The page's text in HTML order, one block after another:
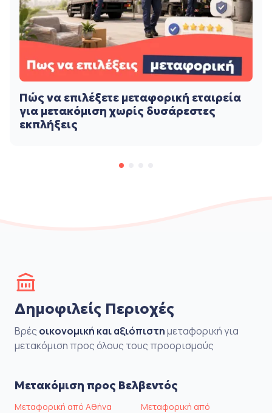
Πώς να επιλέξετε μεταφορική εταιρεία
για μετακόμιση χωρίς δυσάρεστες
εκπλήξεις
Δημοφιλείς Περιοχές
Βρές οικονομική και αξιόπιστημεταφορική για
μετακόμιση προς όλους τους προορισμούς
Μετακόμιση προς Βελβεντός
Μεταφορική από Αθήνα
Μεταφορική από